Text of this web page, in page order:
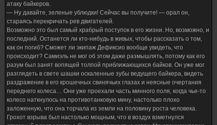
атаку байкеров.
— Ну давайте, зеленые ублюдки! Сейчас вы получите! — орал он,
стараясь перекричать рев двигателей.
Возможно это был самый храбрый поступок в его жизни. Но, возможно, и
последний. Останется ли кто-нибудь в живых, чтобы рассказать о том,
как он погиб? Сможет ли экипаж Дефиксио вообще увидеть, что
происходит? Самиэль не мог об этом даже размышлять, потому как его
разум был занят вопящей толпой приближающихся байков. Он уже мог
разглядеть в свете шашки оскаленные зубы ведущего байкера, видеть
раздражение в его крошечных свинячьих глазах и неясные очертания
переднего колеса… Они уже проехали часть минного поля, когда чье-то
колесо наткнулось на противотанковую мину, настолько плохо
заложенную, что она торчала из земли на половину роста человека.
Грохот взрыва был настолько мощным, что в воздух взметнулся